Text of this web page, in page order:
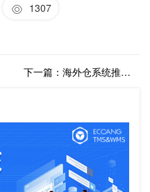
1307
下一篇：海外仓系统推荐，海外仓系统哪家好？